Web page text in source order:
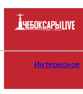
Интересное